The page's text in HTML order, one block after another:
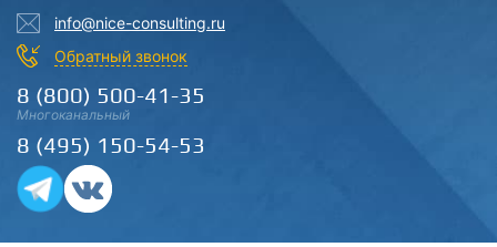
info@nice-consulting.ru
Обратный звонок
8 (800) 500-41-35
Многоканальный
8 (495) 150-54-53